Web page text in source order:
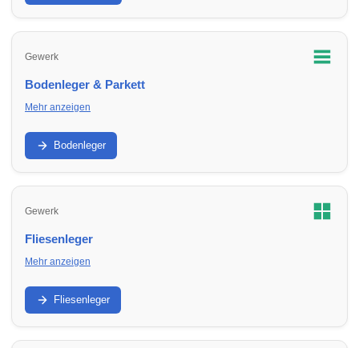
Sanierung.
Gewerk
Bodenleger & Parkett
Mehr anzeigen
Parkett, Vinyl, Laminat und Untergrund: Finde Bodenleger in
Umbgebungen für Neuverlegung und Sanierung.
Bodenleger
Gewerk
Fliesenleger
Mehr anzeigen
Bad, Küche, Boden und Abdichtung: Finde Fliesenleger in
Umbgebungen für Neubau, Sanierung und Reparatur.
Fliesenleger